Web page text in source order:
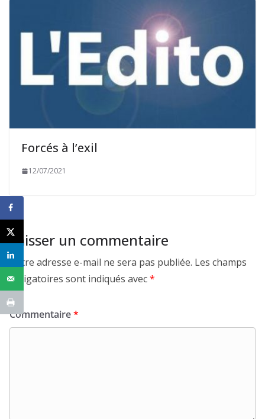
Forcés à l’exil
12/07/2021
Laisser un commentaire
Votre adresse e-mail ne sera pas publiée. Les champs
obligatoires sont indiqués avec*
Commentaire*